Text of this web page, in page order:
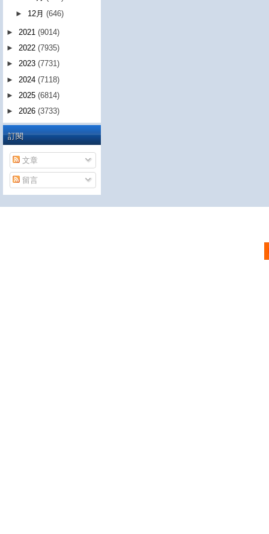
► 12月(646)
► 2021 (9014)
► 2022 (7935)
► 2023 (7731)
► 2024 (7118)
► 2025 (6814)
► 2026 (3733)
訂閱
文章
留言